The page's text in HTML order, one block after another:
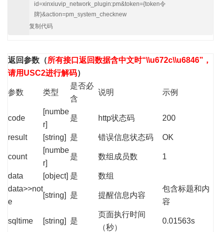
id=xinxiuvip_network_plugin:pm&token={token令
牌}&action=pm_system_checknew
复制代码
返回参数 （所有接口返回数据含中文时“\\u672c\\u6846”，
请用USC2进行解码）
参数 类型
是否必
含
说明 示例
code
[numbe
r]
是 http状态码 200
result [string] 是 错误信息状态码 OK
count
[numbe
r]
是 数组成员数 1
data [object] 是
数组
data>>not
e
[string] 是 提醒信息内容
包含标题和内
容
sqltime [string] 是
页面执行时间
（秒）
0.01563s